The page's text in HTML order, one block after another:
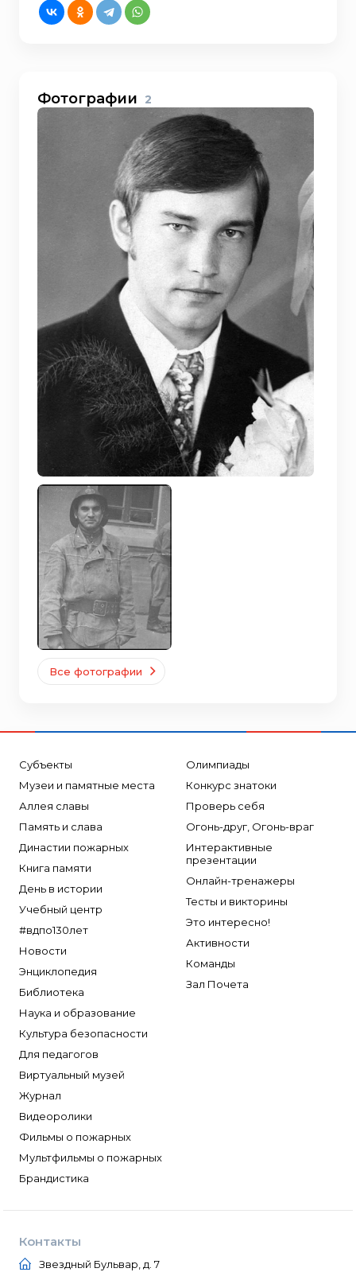
Фотографии 2
Все фотографии
Субъекты
Музеи и памятные места
Аллея славы
Память и слава
Династии пожарных
Книга памяти
День в истории
Учебный центр
#вдпо130лет
Новости
Энциклопедия
Библиотека
Наука и образование
Культура безопасности
Для педагогов
Виртуальный музей
Журнал
Видеоролики
Фильмы о пожарных
Мультфильмы о пожарных
Брандистика
Олимпиады
Конкурс знатоки
Проверь себя
Огонь-друг, Огонь-враг
Интерактивные
презентации
Онлайн-тренажеры
Тесты и викторины
Это интересно!
Активности
Команды
Зал Почета
Контакты
Звездный Бульвар, д. 7